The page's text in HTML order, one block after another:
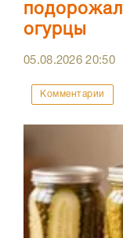
огурцы
05.08.202620:50
Комментарии